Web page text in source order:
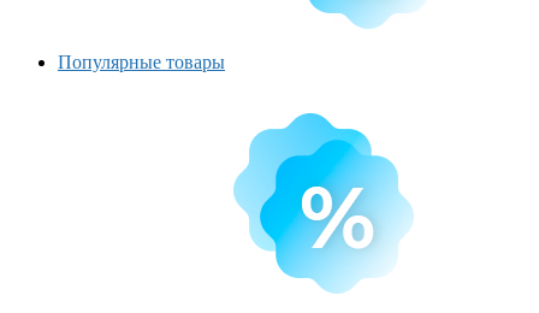
Популярные товары